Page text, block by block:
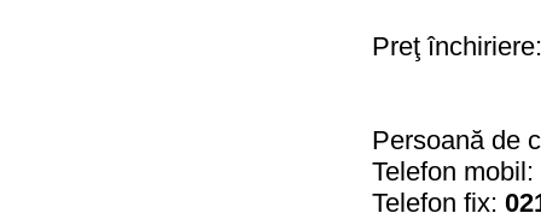
Preţ
Persoană de
Telefon mobil:
Telefon fix: